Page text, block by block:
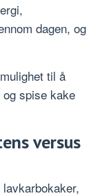
dagen, og
til å
spise kake
versus